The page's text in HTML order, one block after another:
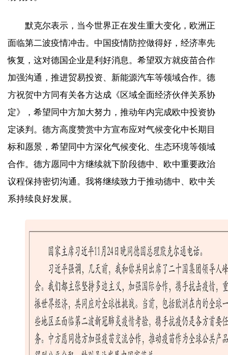
默克尔表示，当今世界正在发生重大变化，欧洲正
面临第二波疫情冲击。中国疫情防控做得好，经济率先
恢复，这对德国企业是利好消息。希望双方就疫苗合作
加强沟通，推进贸易投资、新能源汽车等领域合作。德
方祝贺中方同有关各方达成《区域全面经济伙伴关系协
定》，希望同中方加大努力，推动年内完成欧中投资协
定谈判。德方高度赞赏中方宣布应对气候变化中长期目
标和愿景，希望同中方深化气候变化、生态环境等领域
合作。德方愿同中方继续就下阶段德中、欧中重要政治
议程保持密切沟通。我将继续致力于推动德中、欧中关
系持续良好发展。